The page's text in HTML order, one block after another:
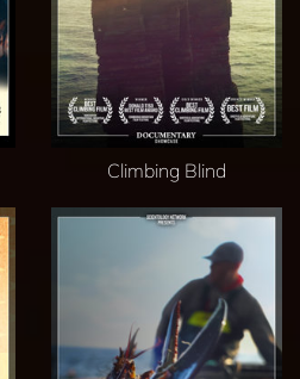
Climbing Blind